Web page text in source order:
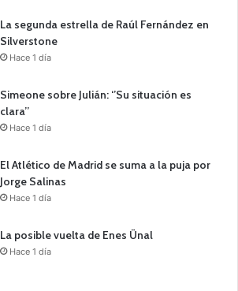
La segunda estrella de Raúl Fernández en
Silverstone
Hace 1 día
Simeone sobre Julián: ‘’Su situación es
clara’’
Hace 1 día
El Atlético de Madrid se suma a la puja por
Jorge Salinas
Hace 1 día
La posible vuelta de Enes Ünal
Hace 1 día